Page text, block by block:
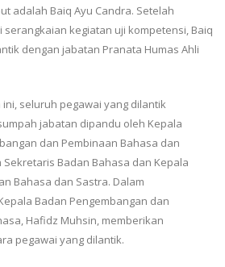
adalah Baiq Ayu Candra. Setelah
serangkaian kegiatan uji kompetensi, Baiq
dengan jabatan Pranata Humas Ahli
ini, seluruh pegawai yang dilantik
jabatan dipandu oleh Kepala
dan Pembinaan Bahasa dan
Badan Bahasa dan Kepala
Bahasa dan Sastra. Dalam
Badan Pengembangan dan
Hafidz Muhsin, memberikan
pegawai yang dilantik.